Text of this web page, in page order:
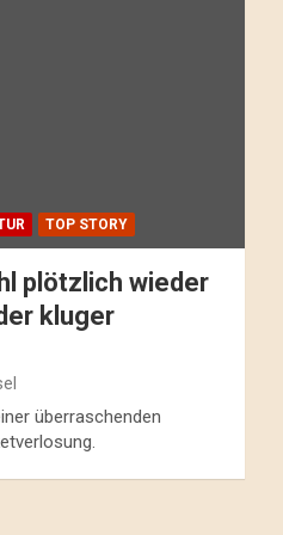
TOP STORY
plötzlich wieder
kluger
überraschenden